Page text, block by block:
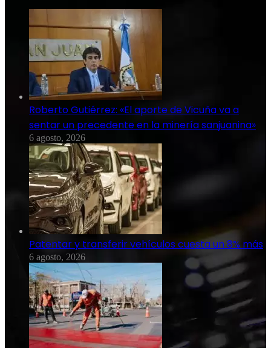
Roberto Gutiérrez: «El aporte de Vicuña va a
sentar un precedente en la minería sanjuanina»
6 agosto, 2026
Patentar y transferir vehículos cuesta un 8% más
6 agosto, 2026